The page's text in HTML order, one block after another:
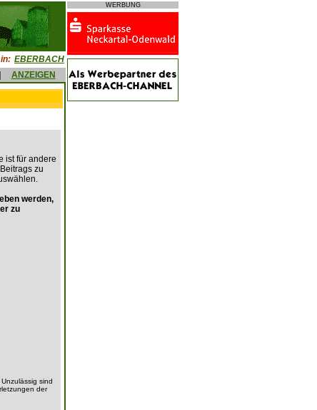
EBERBACH
ANZEIGEN
ist für andere
zu
werden,
zu
sind
der
WERBUNG